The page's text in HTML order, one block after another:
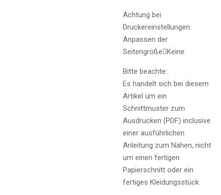
Achtung bei
Druckereinstellungen:
Anpassen der
SeitengrößeKeine
Bitte beachte:
Es handelt sich bei diesem
Artikel um ein
Schnittmuster zum
Ausdrucken (PDF) inclusive
einer ausführlichen
Anleitung zum Nähen, nicht
um einen fertigen
Papierschnitt oder ein
fertiges Kleidungsstück.